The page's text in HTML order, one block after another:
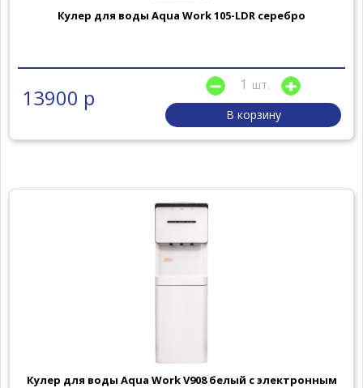
Кулер для воды Aqua Work 105-LDR серебро
13900 р
шт.
В корзину
Кулер для воды Aqua Work V908 белый с электронным